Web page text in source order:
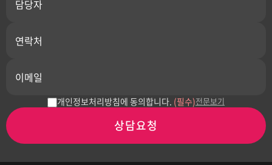
개인정보처리방침에 동의합니다. (필수)전문보기
상담요청